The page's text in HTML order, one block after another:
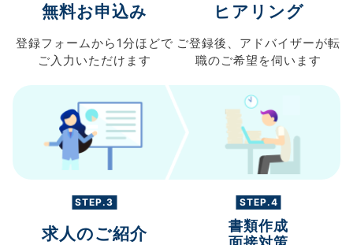
無料お申込み
登録フォームから 1分ほどで
ご入力 いただけます
ヒアリング
ご登録後、 アドバイザーが転
職のご希望を伺います
STEP.3
求人のご紹介
STEP.4
書類作成